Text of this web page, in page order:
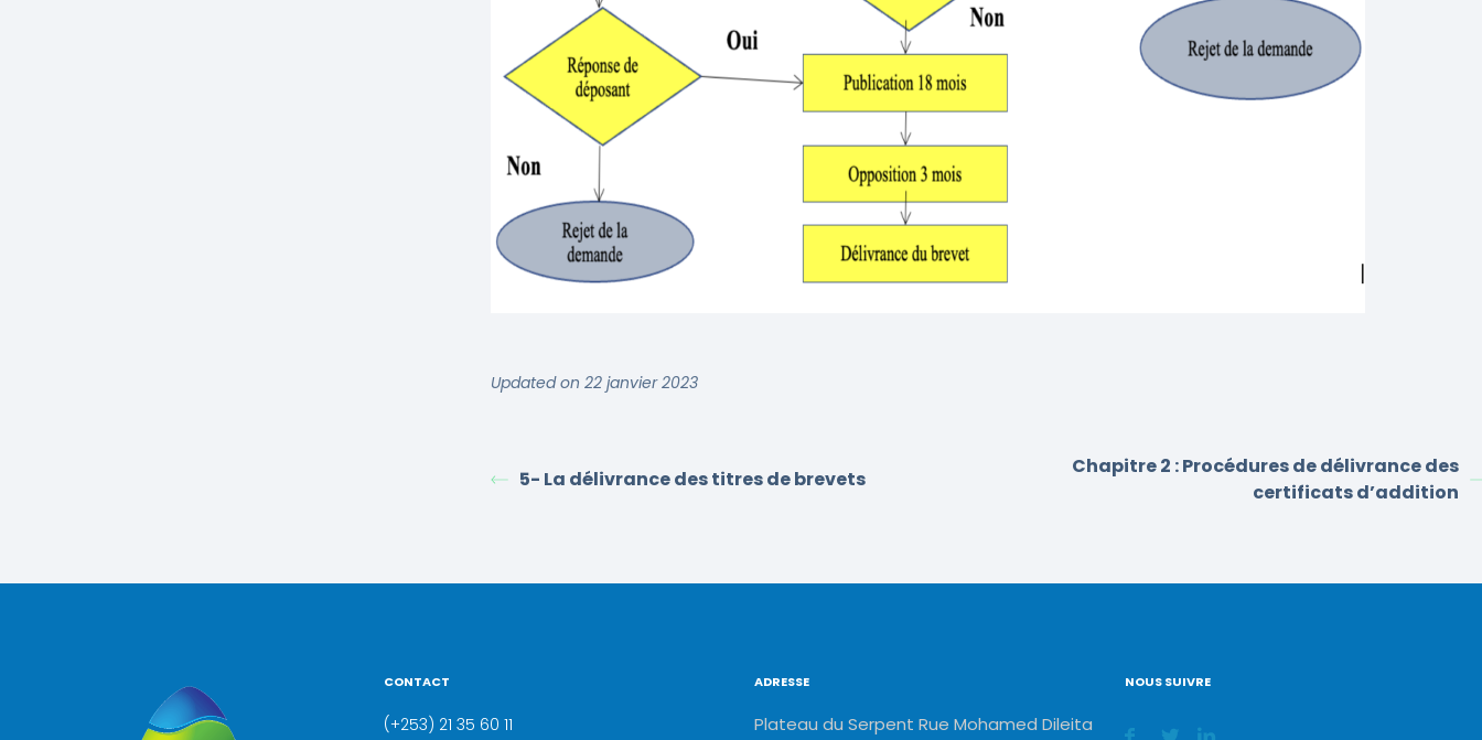
Updated on 22 janvier 2023
5- La délivrance des titres de brevets
Chapitre 2 : Procédures de délivrance des
certificats d’addition
CONTACT
(+253) 21 35 60 11
ADRESSE
Plateau du Serpent Rue Mohamed Dileita
NOUS SUIVRE